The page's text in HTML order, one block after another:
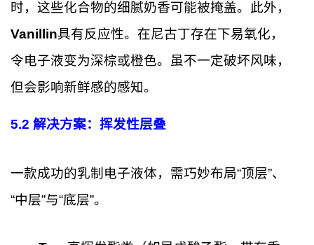
时，这些化合物的细腻奶香可能被掩盖。此外，
Vanillin具有反应性。在尼古丁存在下易氧化，
令电子液变为深棕或橙色。虽不一定破坏风味，
但会影响新鲜感的感知。
5.2 解决方案：挥发性层叠
一款成功的乳制电子液体，需巧妙布局“顶层”、
“中层”与“底层”。